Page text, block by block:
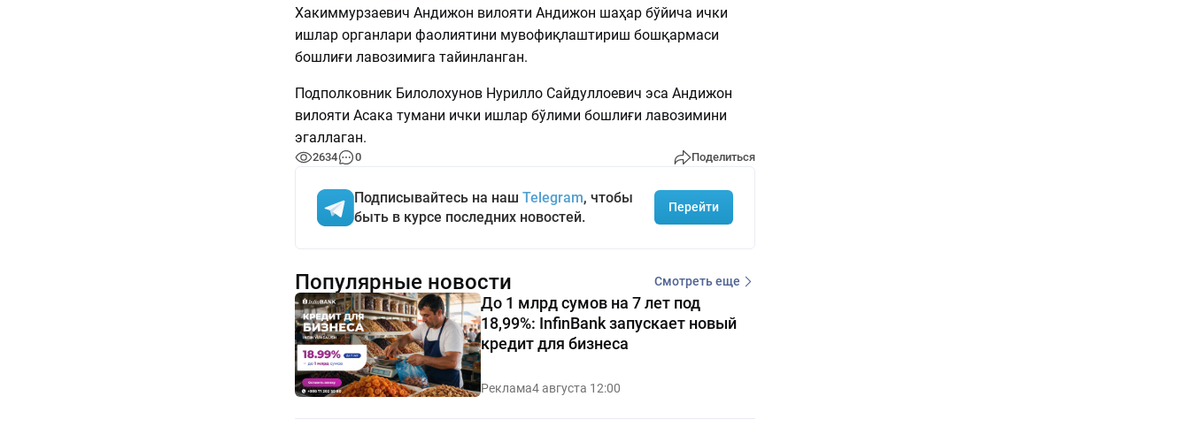
Хакиммурзаевич Андижон вилояти Андижон шаҳар бўйича ички
ишлар органлари фаолиятини мувофиқлаштириш бошқармаси
бошлиғи лавозимига тайинланган.
Подполковник Билолохунов Нурилло Сайдуллоевич эса Андижон
вилояти Асака тумани ички ишлар бўлими бошлиғи лавозимини
эгаллаган.
2634 0 Поделиться
Подписывайтесь на наш Telegram, чтобы
быть в курсе последних новостей.
Перейти
Популярные новости Смотреть еще
До 1 млрд сумов на 7 лет под
18,99%: InfinBank запускает новый
кредит для бизнеса
Реклама4 августа 12:00